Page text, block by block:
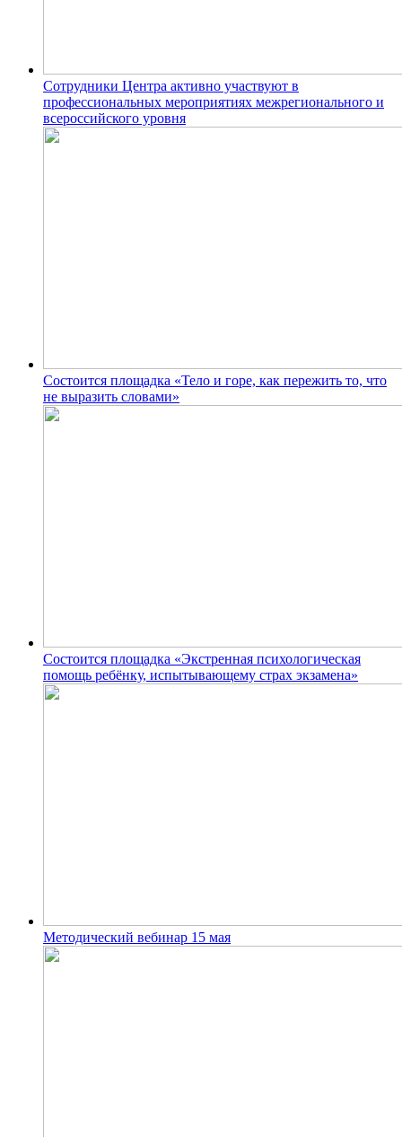
Сотрудники Центра активно участвуют в
профессиональных мероприятиях межрегионального и
всероссийского уровня
Состоится площадка «Тело и горе, как пережить то, что
не выразить словами»
Состоится площадка «Экстренная психологическая
помощь ребёнку, испытывающему страх экзамена»
Методический вебинар 15 мая